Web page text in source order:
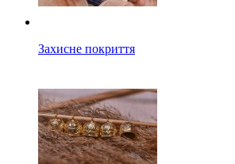
Захисне покриття